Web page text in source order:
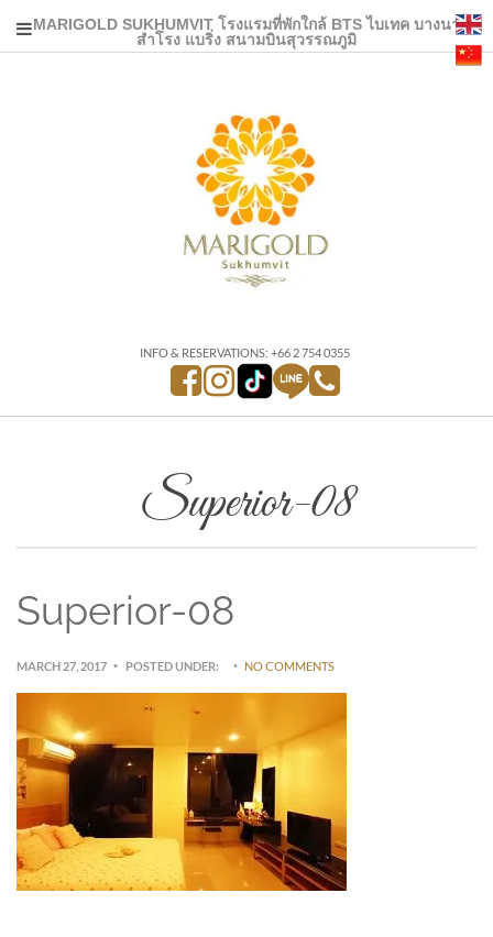
MARIGOLD SUKHUMVIT โรงแรมที่พักใกล้ BTS ไบเทค บางนา
สำโรง แบริ่ง สนามบินสุวรรณภูมิ
INFO & RESERVATIONS: +66 2 754 0355
Superior-08
Superior-08
MARCH 27, 2017 POSTED UNDER: NO COMMENTS